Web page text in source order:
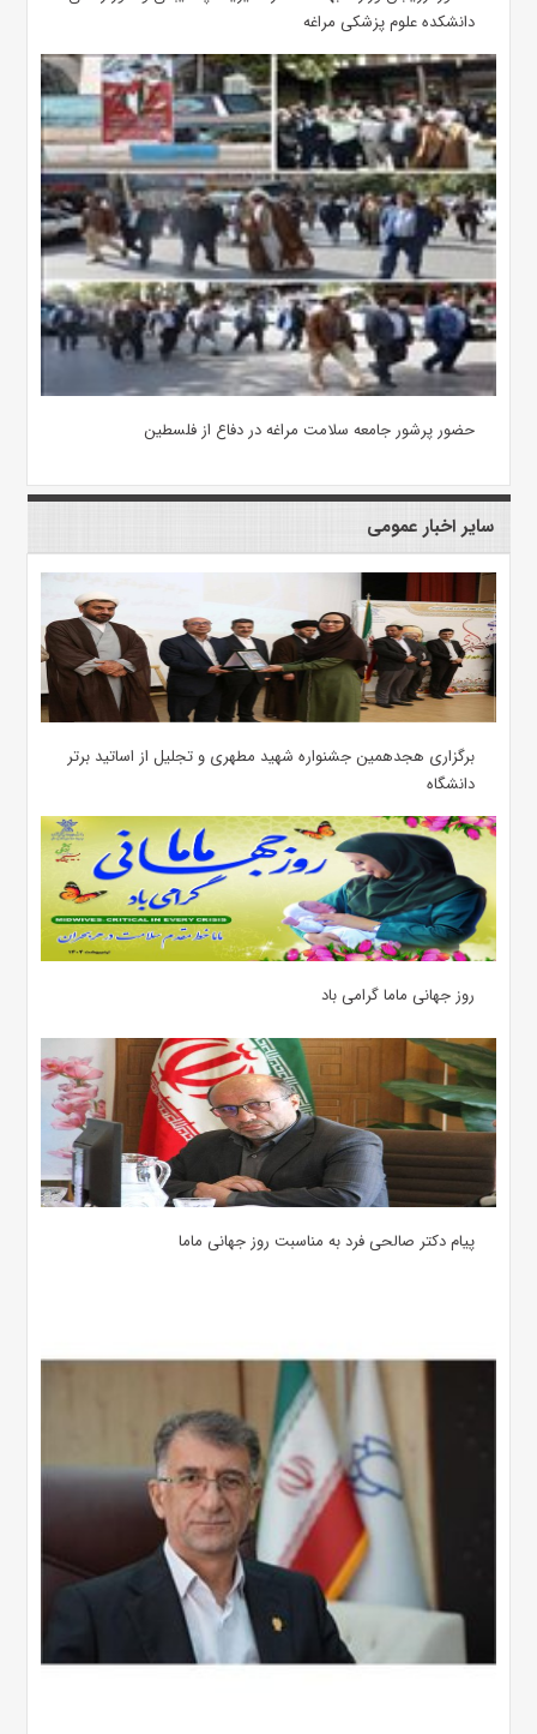
دانشکده علوم پزشکی مراغه
حضور پرشور جامعه سلامت مراغه در دفاع از فلسطین
سایر اخبار عمومی
برگزاری هجدهمین جشنواره شهید مطهری و تجلیل از اساتید برتر
دانشگاه
روز جهانی ماما گرامی باد
پیام دکتر صالحی فرد به مناسبت روز جهانی ماما